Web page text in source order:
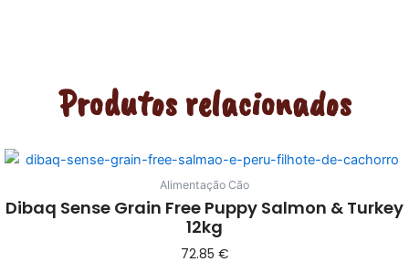
Produtos relacionados
Alimentação Cão
Dibaq Sense Grain Free Puppy Salmon & Turkey
12kg
72.85 €